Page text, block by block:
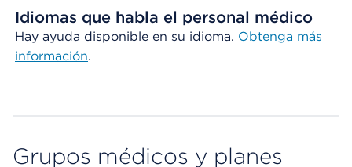
Idiomas que habla el personal médico
Hay ayuda disponible en su idioma. Obtenga más
información.
Grupos médicos y planes